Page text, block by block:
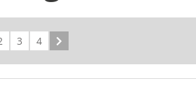
3 4